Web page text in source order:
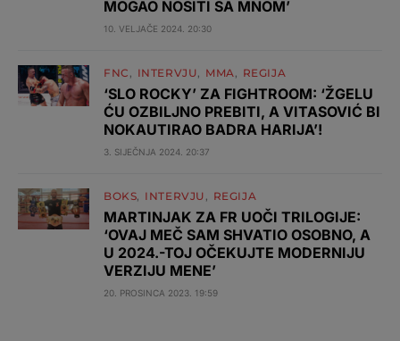
MOGAO NOSITI SA MNOM’
10. VELJAČE 2024. 20:30
FNC INTERVJU MMA REGIJA
‘SLO ROCKY’ ZA FIGHTROOM: ‘ŽGELU
ĆU OZBILJNO PREBITI, A VITASOVIĆ BI
NOKAUTIRAO BADRA HARIJA’!
3. SIJEČNJA 2024. 20:37
BOKS INTERVJU REGIJA
MARTINJAK ZA FR UOČI TRILOGIJE:
‘OVAJ MEČ SAM SHVATIO OSOBNO, A
U 2024.-TOJ OČEKUJTE MODERNIJU
VERZIJU MENE’
20. PROSINCA 2023. 19:59